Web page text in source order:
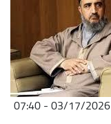
03/17/2026 - 07:40